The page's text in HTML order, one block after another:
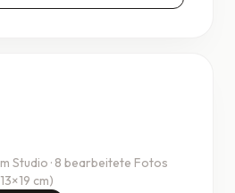
Studio · 8 bearbeitete Fotos
cm)